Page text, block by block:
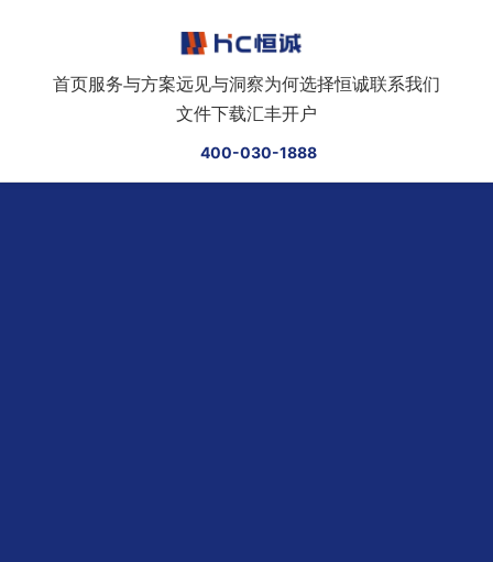
首页服务与方案远见与洞察为何选择恒诚联系我们
文件下载汇丰开户
400-030-1888